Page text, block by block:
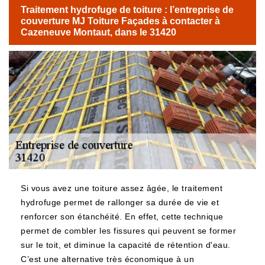
Traitement hydrofuge de toiture : l’entreprise de
couverture MJ Toiture Façades à contacter à
Cazeneuve Montaut, dans le 31420
Si vous avez une toiture assez âgée, le traitement
hydrofuge permet de rallonger sa durée de vie et
renforcer son étanchéité. En effet, cette technique
permet de combler les fissures qui peuvent se former
sur le toit, et diminue la capacité de rétention d'eau.
C’est une alternative très économique à un